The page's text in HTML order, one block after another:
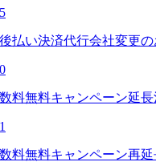
後払い決済代行会社変更
料無料キャンペーン延
料無料キャンペーン再